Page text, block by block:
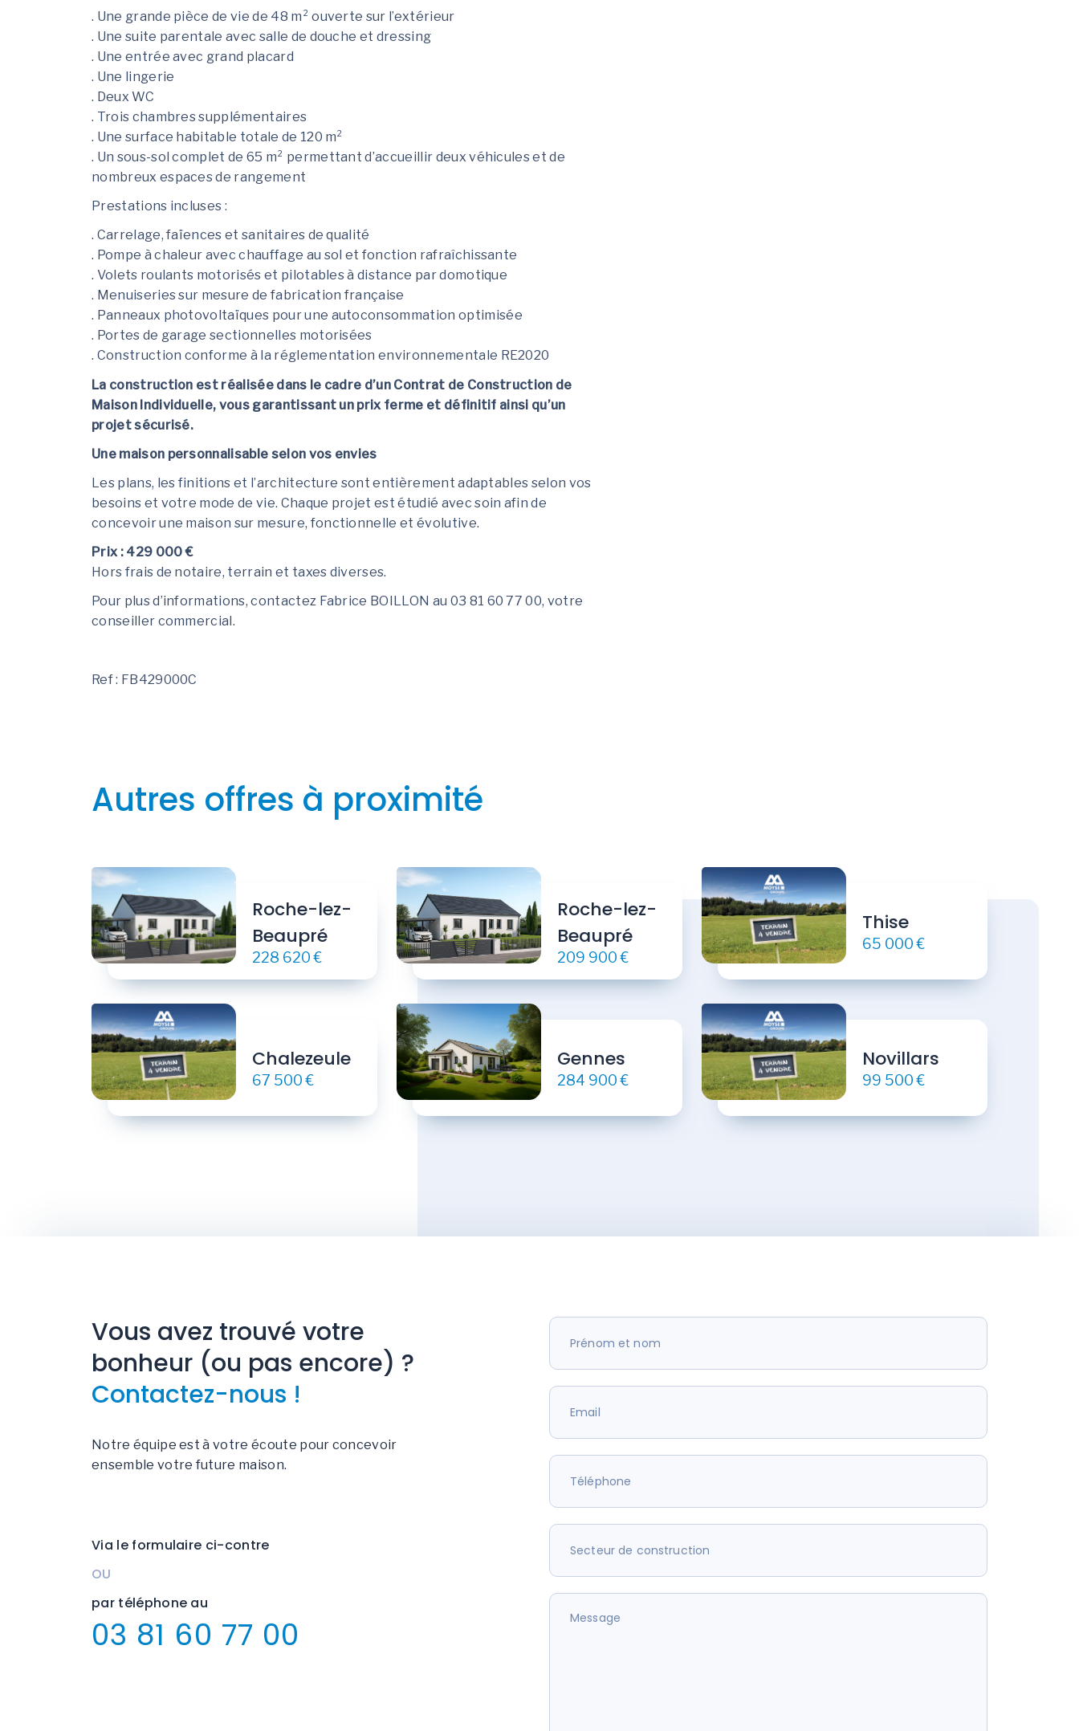
. Une grande pièce de vie de 48 m² ouverte sur l’extérieur
. Une suite parentale avec salle de douche et dressing
. Une entrée avec grand placard
. Une lingerie
. Deux WC
. Trois chambres supplémentaires
. Une surface habitable totale de 120 m²
. Un sous-sol complet de 65 m² permettant d’accueillir deux véhicules et de
nombreux espaces de rangement
Prestations incluses :
. Carrelage, faïences et sanitaires de qualité
. Pompe à chaleur avec chauffage au sol et fonction rafraîchissante
. Volets roulants motorisés et pilotables à distance par domotique
. Menuiseries sur mesure de fabrication française
. Panneaux photovoltaïques pour une autoconsommation optimisée
. Portes de garage sectionnelles motorisées
. Construction conforme à la réglementation environnementale RE2020
La construction est réalisée dans le cadre d’un Contrat de Construction de
Maison Individuelle, vous garantissant un prix ferme et définitif ainsi qu’un
projet sécurisé.
Une maison personnalisable selon vos envies
Les plans, les finitions et l’architecture sont entièrement adaptables selon vos
besoins et votre mode de vie. Chaque projet est étudié avec soin afin de
concevoir une maison sur mesure, fonctionnelle et évolutive.
Prix : 429 000 €
Hors frais de notaire, terrain et taxes diverses.
Pour plus d’informations, contactez Fabrice BOILLON au 03 81 60 77 00, votre
conseiller commercial.
Ref : FB429000C
Autres offres à proximité
Roche-lez-
Beaupré
228 620 €
Roche-lez-
Beaupré
209 900 €
Thise
65 000 €
Chalezeule
67 500 €
Gennes
284 900 €
Novillars
99 500 €
Vous avez trouvé votre
bonheur (ou pas encore) ?
Contactez-nous !
Notre équipe est à votre écoute pour concevoir
ensemble votre future maison.
Via le formulaire ci-contre
OU
par téléphone au
03 81 60 77 00